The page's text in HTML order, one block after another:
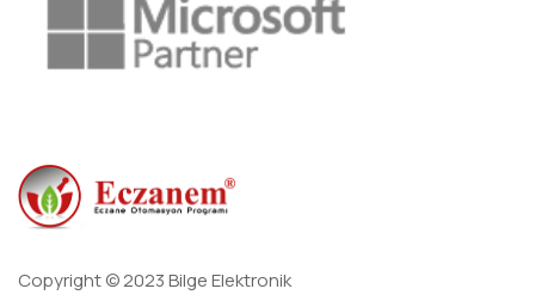
Copyright © 2023 Bilge Elektronik